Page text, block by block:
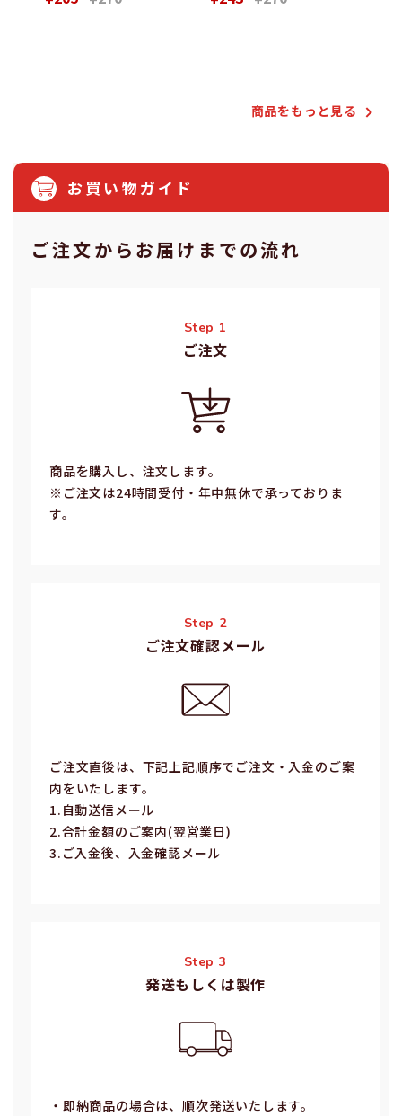
商品をもっと⾒る
お買い物ガイド
ご注⽂からお届けまでの流れ
Step 1
ご注⽂
商品を購入し、注文します。
※ご注⽂は24時間受付・年中無休で承っておりま
す。
Step 2
ご注文確認メール
ご注⽂直後は、下記上記順序でご注⽂・⼊⾦のご案
内をいたします。
1.⾃動送信メール
2.合計⾦額のご案内(翌営業⽇)
3.ご⼊⾦後、⼊⾦確認メール
Step 3
発送もしくは製作
・即納商品の場合は、順次発送いたします。